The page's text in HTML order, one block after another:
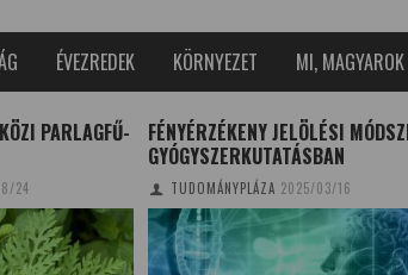
ÉVEZREDEK KÖRNYEZET MI, MAGYAROK
MÓDSZER A
16
PROBLÉMÁS
TUDOMÁNYPLÁZA 2024/05/16